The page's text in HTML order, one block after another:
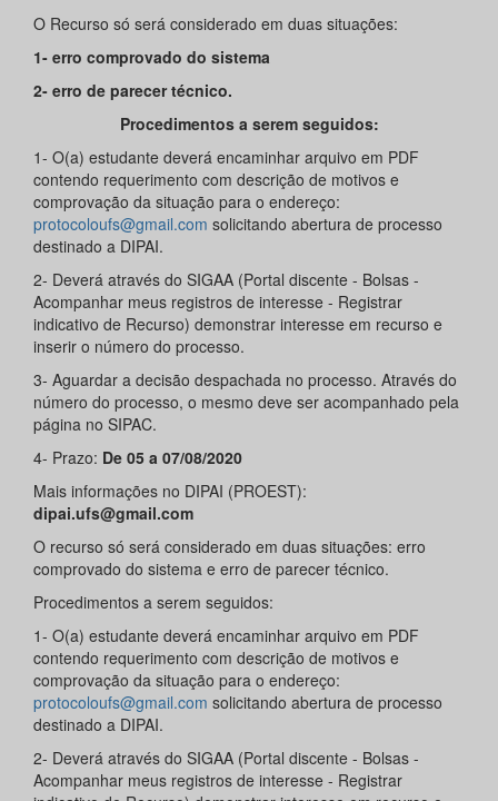
O Recurso só será considerado em duas situações:
1- erro comprovado do sistema
2- erro de parecer técnico.
Procedimentos a serem seguidos:
1- O(a) estudante deverá encaminhar arquivo em PDF
contendo requerimento com descrição de motivos e
comprovação da situação para o endereço:
protocoloufs@gmail.com solicitando abertura de processo
destinado a DIPAI.
2- Deverá através do SIGAA (Portal discente - Bolsas -
Acompanhar meus registros de interesse - Registrar
indicativo de Recurso) demonstrar interesse em recurso e
inserir o número do processo.
3- Aguardar a decisão despachada no processo. Através do
número do processo, o mesmo deve ser acompanhado pela
página no SIPAC.
4- Prazo: De 05 a 07/08/2020
Mais informações no DIPAI (PROEST):
dipai.ufs@gmail.com
O recurso só será considerado em duas situações: erro
comprovado do sistema e erro de parecer técnico.
Procedimentos a serem seguidos:
1- O(a) estudante deverá encaminhar arquivo em PDF
contendo requerimento com descrição de motivos e
comprovação da situação para o endereço:
protocoloufs@gmail.com solicitando abertura de processo
destinado a DIPAI.
2- Deverá através do SIGAA (Portal discente - Bolsas -
Acompanhar meus registros de interesse - Registrar